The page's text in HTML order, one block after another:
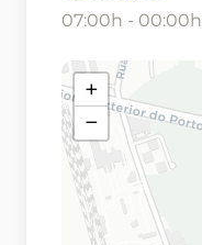
07:00h - 00:00h
+
−